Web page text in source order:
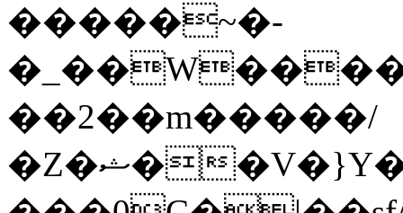
�����~�-
��2��m�����/
�Z�ޝ��V�}Y�I�ծ�O�����S��]z��w��7�޷�����h���u��7w.ϻ���8X��ͮ�����W�dm�Jߜ��q/>?